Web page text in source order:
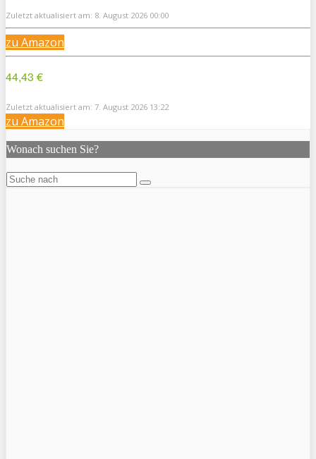
Zuletzt aktualisiert am: 8. August 2026 00:00
zu Amazon
44,43 €
Zuletzt aktualisiert am: 7. August 2026 13:22
zu Amazon
Wonach suchen Sie?